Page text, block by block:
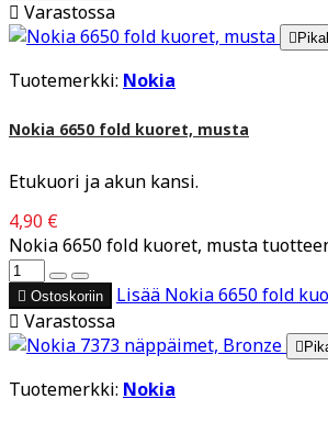
 Varastossa

Tuotemerkki: Nokia
Nokia 6650 fold kuoret, musta
Etukuori ja akun kansi.
4,90 €
Nokia 6650 fold kuoret, musta
 Ostoskoriin Lisää Nokia 6650 fold
 Varastossa

Tuotemerkki: Nokia